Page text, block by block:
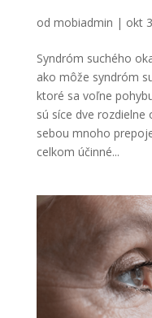
od mobiadmin | okt
Syndróm suchého
ako môže syndróm
ktoré sa voľne
sú síce dve
sebou mnoho
celkom účinné...